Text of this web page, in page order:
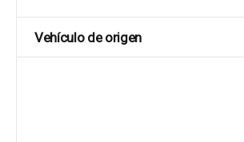
Vehículo de origen